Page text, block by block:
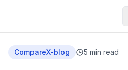
CompareX-blog 5 min read